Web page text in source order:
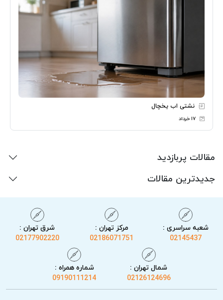
نشتی اب یخچال
۱۷ خرداد
مقالات پربازدید
جدیدترین مقالات
شعبه سراسری :
02145437
مرکز تهران :
02186071751
شرق تهران :
02177902220
شمال تهران :
02126124696
شماره همراه :
09190111214